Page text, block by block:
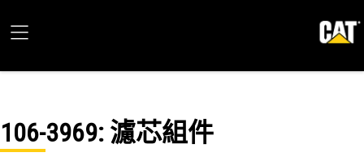
106-3969: 濾芯組件